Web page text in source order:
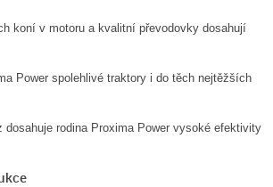
koní v motoru a kvalitní převodovky dosahují
Power spolehlivé traktory i do těch nejtěžších
rodina Proxima Power vysoké efektivity